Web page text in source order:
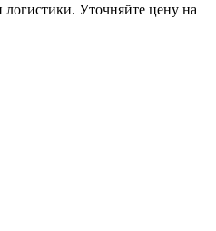
логистики. Уточняйте цену на